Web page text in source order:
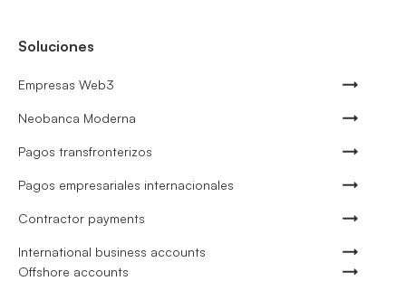
Soluciones
Empresas Web3
Neobanca Moderna
Pagos transfronterizos
Pagos empresariales internacionales
Contractor payments
International business accounts
Offshore accounts